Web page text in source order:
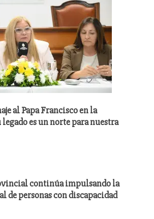
al Papa Francisco en la
es un norte para nuestra
continúa impulsando la
de personas con discapacidad